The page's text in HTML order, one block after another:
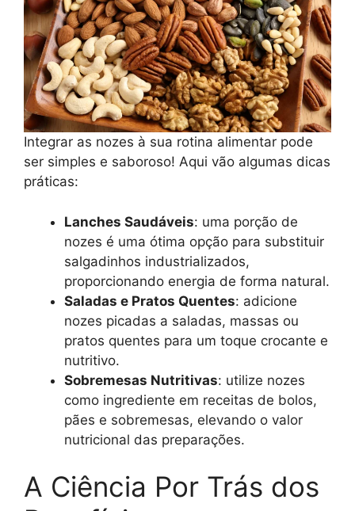
Integrar as nozes à sua rotina alimentar pode
ser simples e saboroso! Aqui vão algumas dicas
práticas:
Lanches Saudáveis: uma porção de
nozes é uma ótima opção para substituir
salgadinhos industrializados,
proporcionando energia de forma natural.
Saladas e Pratos Quentes: adicione
nozes picadas a saladas, massas ou
pratos quentes para um toque crocante e
nutritivo.
Sobremesas Nutritivas: utilize nozes
como ingrediente em receitas de bolos,
pães e sobremesas, elevando o valor
nutricional das preparações.
A Ciência Por Trás dos